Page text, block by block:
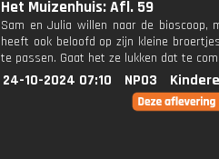
Het Muizenhuis: Afl. 59
Sam en Julia willen naar de bioscoop,
heeft ook beloofd op zijn kleine
te passen. Gaat het ze lukken dat te
24-10-2024 07:10 NPO3